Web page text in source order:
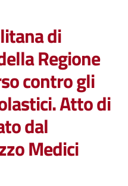
di
Regione
contro gli
Atto di
dal
Medici